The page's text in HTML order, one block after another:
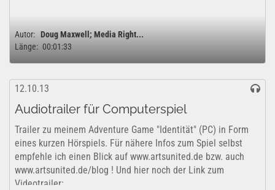
Autor: Doug Maxwell; Media Right...
Länge: 00:01:33
12.10.13
Audiotrailer für Computerspiel
Trailer zu meinem Adventure Game "Identität" (PC) in Form
eines kurzen Hörspiels. Für nähere Infos zum Spiel selbst
empfehle ich einen Blick auf www.artsunited.de bzw. auch
www.artsunited.de/blog ! Und hier noch der Link zum
Videotrailer:...